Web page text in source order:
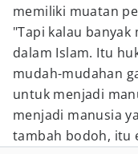
memiliki muatan
"Tapi kalau
dalam Islam. Itu
mudah-mudahan
untuk menjadi
menjadi manusia
tambah bodoh, itu